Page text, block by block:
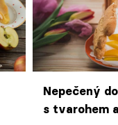
Nepečený
s tvarohem